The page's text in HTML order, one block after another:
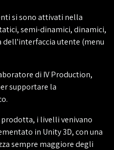
si sono attivati nella
semi-dinamici, dinamici,
dell'interfaccia utente (menu
di IV Production,
supportare la
prodotta, i livelli venivano
in Unity 3D, con una
sempre maggiore degli